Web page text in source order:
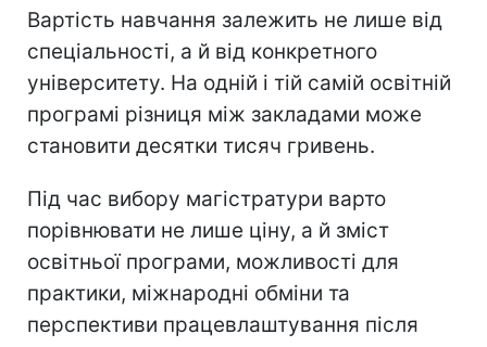
Вартість навчання залежить не лише від
спеціальності, а й від конкретного
університету. На одній і тій самій освітній
програмі різниця між закладами може
становити десятки тисяч гривень.
Під час вибору магістратури варто
порівнювати не лише ціну, а й зміст
освітньої програми, можливості для
практики, міжнародні обміни та
перспективи працевлаштування після